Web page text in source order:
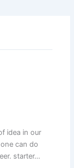
idea in our
can do
starter…